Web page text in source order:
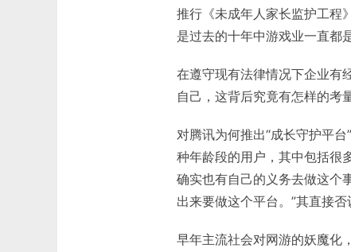
推行《未成年人家长监护工程
是过去的十年中游戏业一直都
在遵守现有法律情况下企业有
自己，这背后究竟有怎样的考
对腾讯为何推出“成长守护平
种年龄段的用户，其中包括很
确实也有自己的义务去做这个
出来要做这个平台。”其直接
早年主流社会对网游的妖魔化